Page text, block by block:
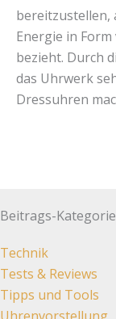
bereitzustellen,
Energie in
bezieht. Durch
das Uhrwerk
Dressuhren
Beitrags-
Technik
Tests & Reviews
Tipps und Tools